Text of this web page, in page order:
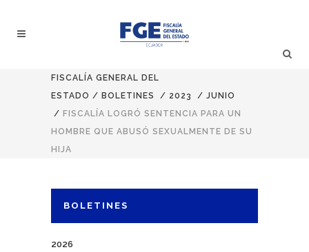
FISCALÍA GENERAL DEL
ESTADO / BOLETINES / 2023 / JUNIO
/ FISCALÍA LOGRÓ SENTENCIA PARA UN
HOMBRE QUE ABUSÓ SEXUALMENTE DE SU
HIJA
BOLETINES
2026